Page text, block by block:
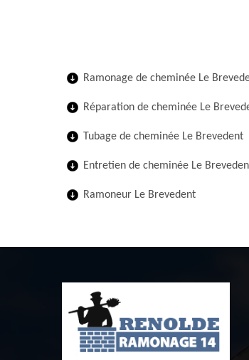
Ramonage de cheminée Le
Réparation de cheminée Le
Tubage de cheminée Le Brevedent
Entretien de cheminée Le
Ramoneur Le Brevedent